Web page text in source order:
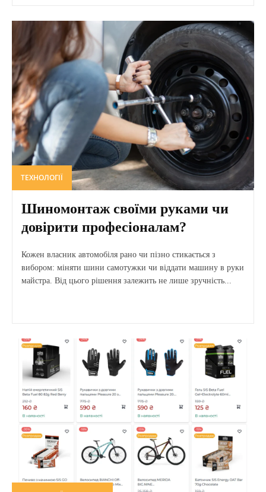
ТЕХНОЛОГІЇ
Шиномонтаж своїми руками чи
довірити професіоналам?
Кожен власник автомобіля рано чи пізно стикається з
вибором: міняти шини самотужки чи віддати машину в руки
майстра. Від цього рішення залежить не лише зручність...